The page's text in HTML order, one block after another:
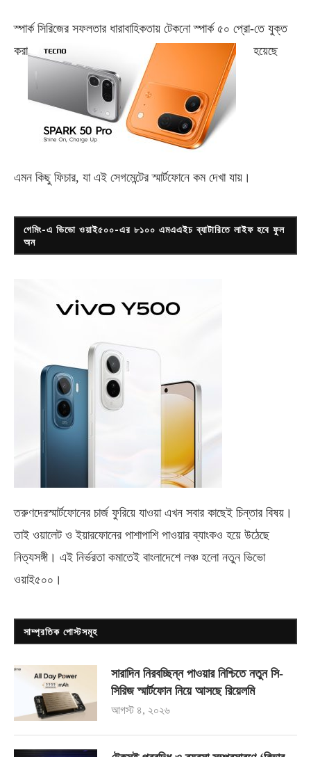
স্পার্ক সিরিজের সফলতার ধারাবাহিকতায় টেকনোস্পার্ক ৫০ প্রো-তে যুক্ত
করা
হয়েছে
এমন কিছু ফিচার, যা এই সেগমেন্টের স্মার্টফোনে কম দেখা যায়।
গেমিং-এ ভিভো ওয়াই৫০০-এর ৮১০০ এমএএইচ ব্যাটারিতে লাইফ হবে ফুল
অন
তরুণদেরস্মার্টফোনের চার্জ ফুরিয়ে যাওয়া এখন সবার কাছেই চিন্তার বিষয়।
তাই ওয়ালেট ও ইয়ারফোনের পাশাপাশি পাওয়ার ব্যাংকও হয়ে উঠেছে
নিত্যসঙ্গী। এই নির্ভরতা কমাতেই বাংলাদেশে লঞ্চ হলো নতুন ভিভো
ওয়াই৫০০ ।
সাম্প্রতিক পোস্টসমূহ
সারাদিন নিরবচ্ছিন্ন পাওয়ার নিশ্চিতে নতুন সি-
সিরিজ স্মার্টফোন নিয়ে আসছে রিয়েলমি
আগস্ট ৪, ২০২৬